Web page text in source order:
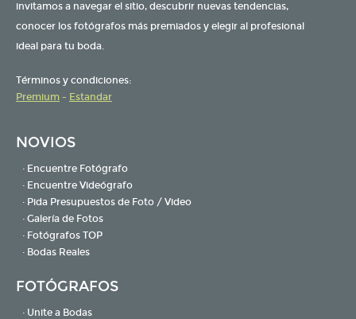
invitamos a navegar el sitio, descubrir nuevas tendencias,
conocer los fotógrafos más premiados y elegir al profesional
ideal para tu boda.
Términos y condiciones:
Premium - Estandar
NOVIOS
· Encuentre Fotógrafo
· Encuentre Videógrafo
· Pida Presupuestos de Foto / Video
· Galería de Fotos
· Fotógrafos TOP
· Bodas Reales
FOTÓGRAFOS
· Unite a Bodas